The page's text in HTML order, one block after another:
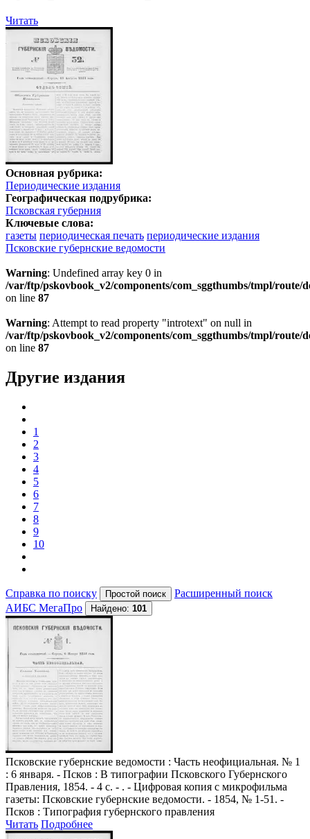
Читать
Основная рубрика:
Периодические издания
Географическая подрубрика:
Псковская губерния
Ключевые слова:
газеты периодическая печать периодические издания
Псковские губернские ведомости
Warning: Undefined array key 0 in
/var/ftp/pskovbook_v2/components/com_sggthumbs/tmpl/route/
on line 87
Warning: Attempt to read property "introtext" on null in
/var/ftp/pskovbook_v2/components/com_sggthumbs/tmpl/route/
on line 87
Другие издания
1
2
3
4
5
6
7
8
9
10
Справка по поиску
Расширенный поиск
АИБС МегаПро
Найдено: 101
Псковские губернские ведомости : Часть неофициальная. № 1
: 6 января. - Псков : В типографии Псковского Губернского
Правления, 1854. - 4 с. - . - Цифровая копия с микрофильма
газеты: Псковские губернские ведомости. - 1854, № 1-51. -
Псков : Типография губернского правления
Читать Подробнее